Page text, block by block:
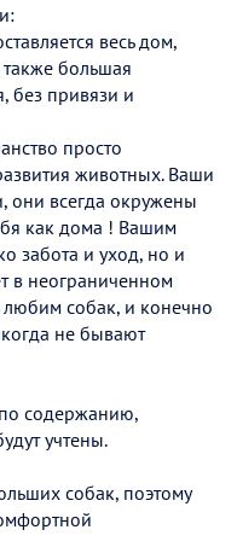
весь дом,
большая
без привязи и
просто
животных. Ваши
они всегда окружены
как дома ! Вашим
забота и уход, но и
в неограниченном
любим собак, и конечно
не бывают
содержанию,
учтены.
собак, поэтому